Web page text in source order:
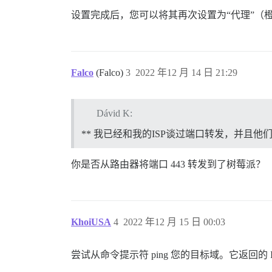
设置完成后，您可以将其再次设置为“代理”（
Falco (Falco) 2022 年12 月 14 日 21:29
3
Dávid K:
** 我已经和我的ISP谈过端口转发，并且他
你是否从路由器将端口 443 转发到了树莓派？
KhoiUSA 2022 年12 月 15 日 00:03
4
尝试从命令提示符 ping 您的目标域。它返回